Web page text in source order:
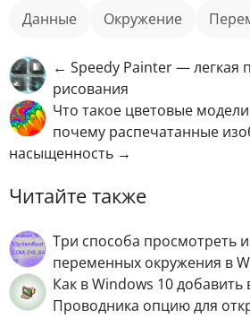
данные окружение
← Speedy Painter — легкая
рисования
Что такое цветовые модели
почему распечатанные
насыщенность →
Читайте также
Три способа просмотреть
переменных окружения в
Как в Windows 10
Проводника опцию для